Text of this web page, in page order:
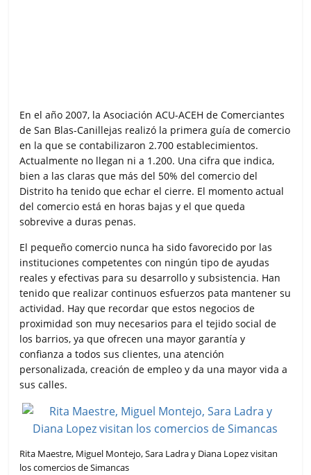
En el año 2007, la Asociación ACU-ACEH de Comerciantes
de San Blas-Canillejas realizó la primera guía de comercio
en la que se contabilizaron 2.700 establecimientos.
Actualmente no llegan ni a 1.200. Una cifra que indica,
bien a las claras que más del 50% del comercio del
Distrito ha tenido que echar el cierre. El momento actual
del comercio está en horas bajas y el que queda
sobrevive a duras penas.
El pequeño comercio nunca ha sido favorecido por las
instituciones competentes con ningún tipo de ayudas
reales y efectivas para su desarrollo y subsistencia. Han
tenido que realizar continuos esfuerzos pata mantener su
actividad. Hay que recordar que estos negocios de
proximidad son muy necesarios para el tejido social de
los barrios, ya que ofrecen una mayor garantía y
confianza a todos sus clientes, una atención
personalizada, creación de empleo y da una mayor vida a
sus calles.
Rita Maestre, Miguel Montejo, Sara Ladra y Diana Lopez visitan
los comercios de Simancas